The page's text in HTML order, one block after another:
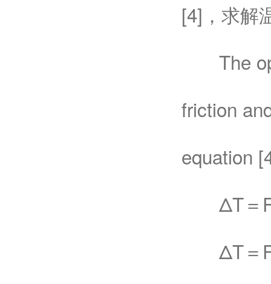
[4]，求解
The
friction
equation
ΔT＝
ΔT＝